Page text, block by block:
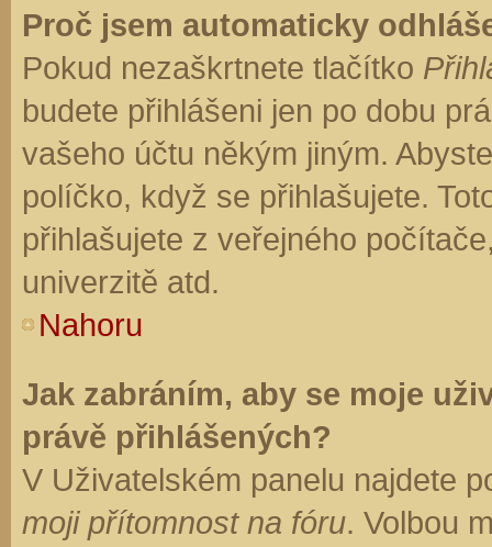
Proč jsem automaticky
Pokud nezaškrtnete tlačítko
budete přihlášeni jen po dobu
vašeho účtu někým jiným.
políčko, když se přihlašujete.
přihlašujete z veřejného
univerzitě atd.
Nahoru
Jak zabráním, aby se moje
právě přihlášených?
V Uživatelském panelu najdete
moji přítomnost na fóru. Volbou